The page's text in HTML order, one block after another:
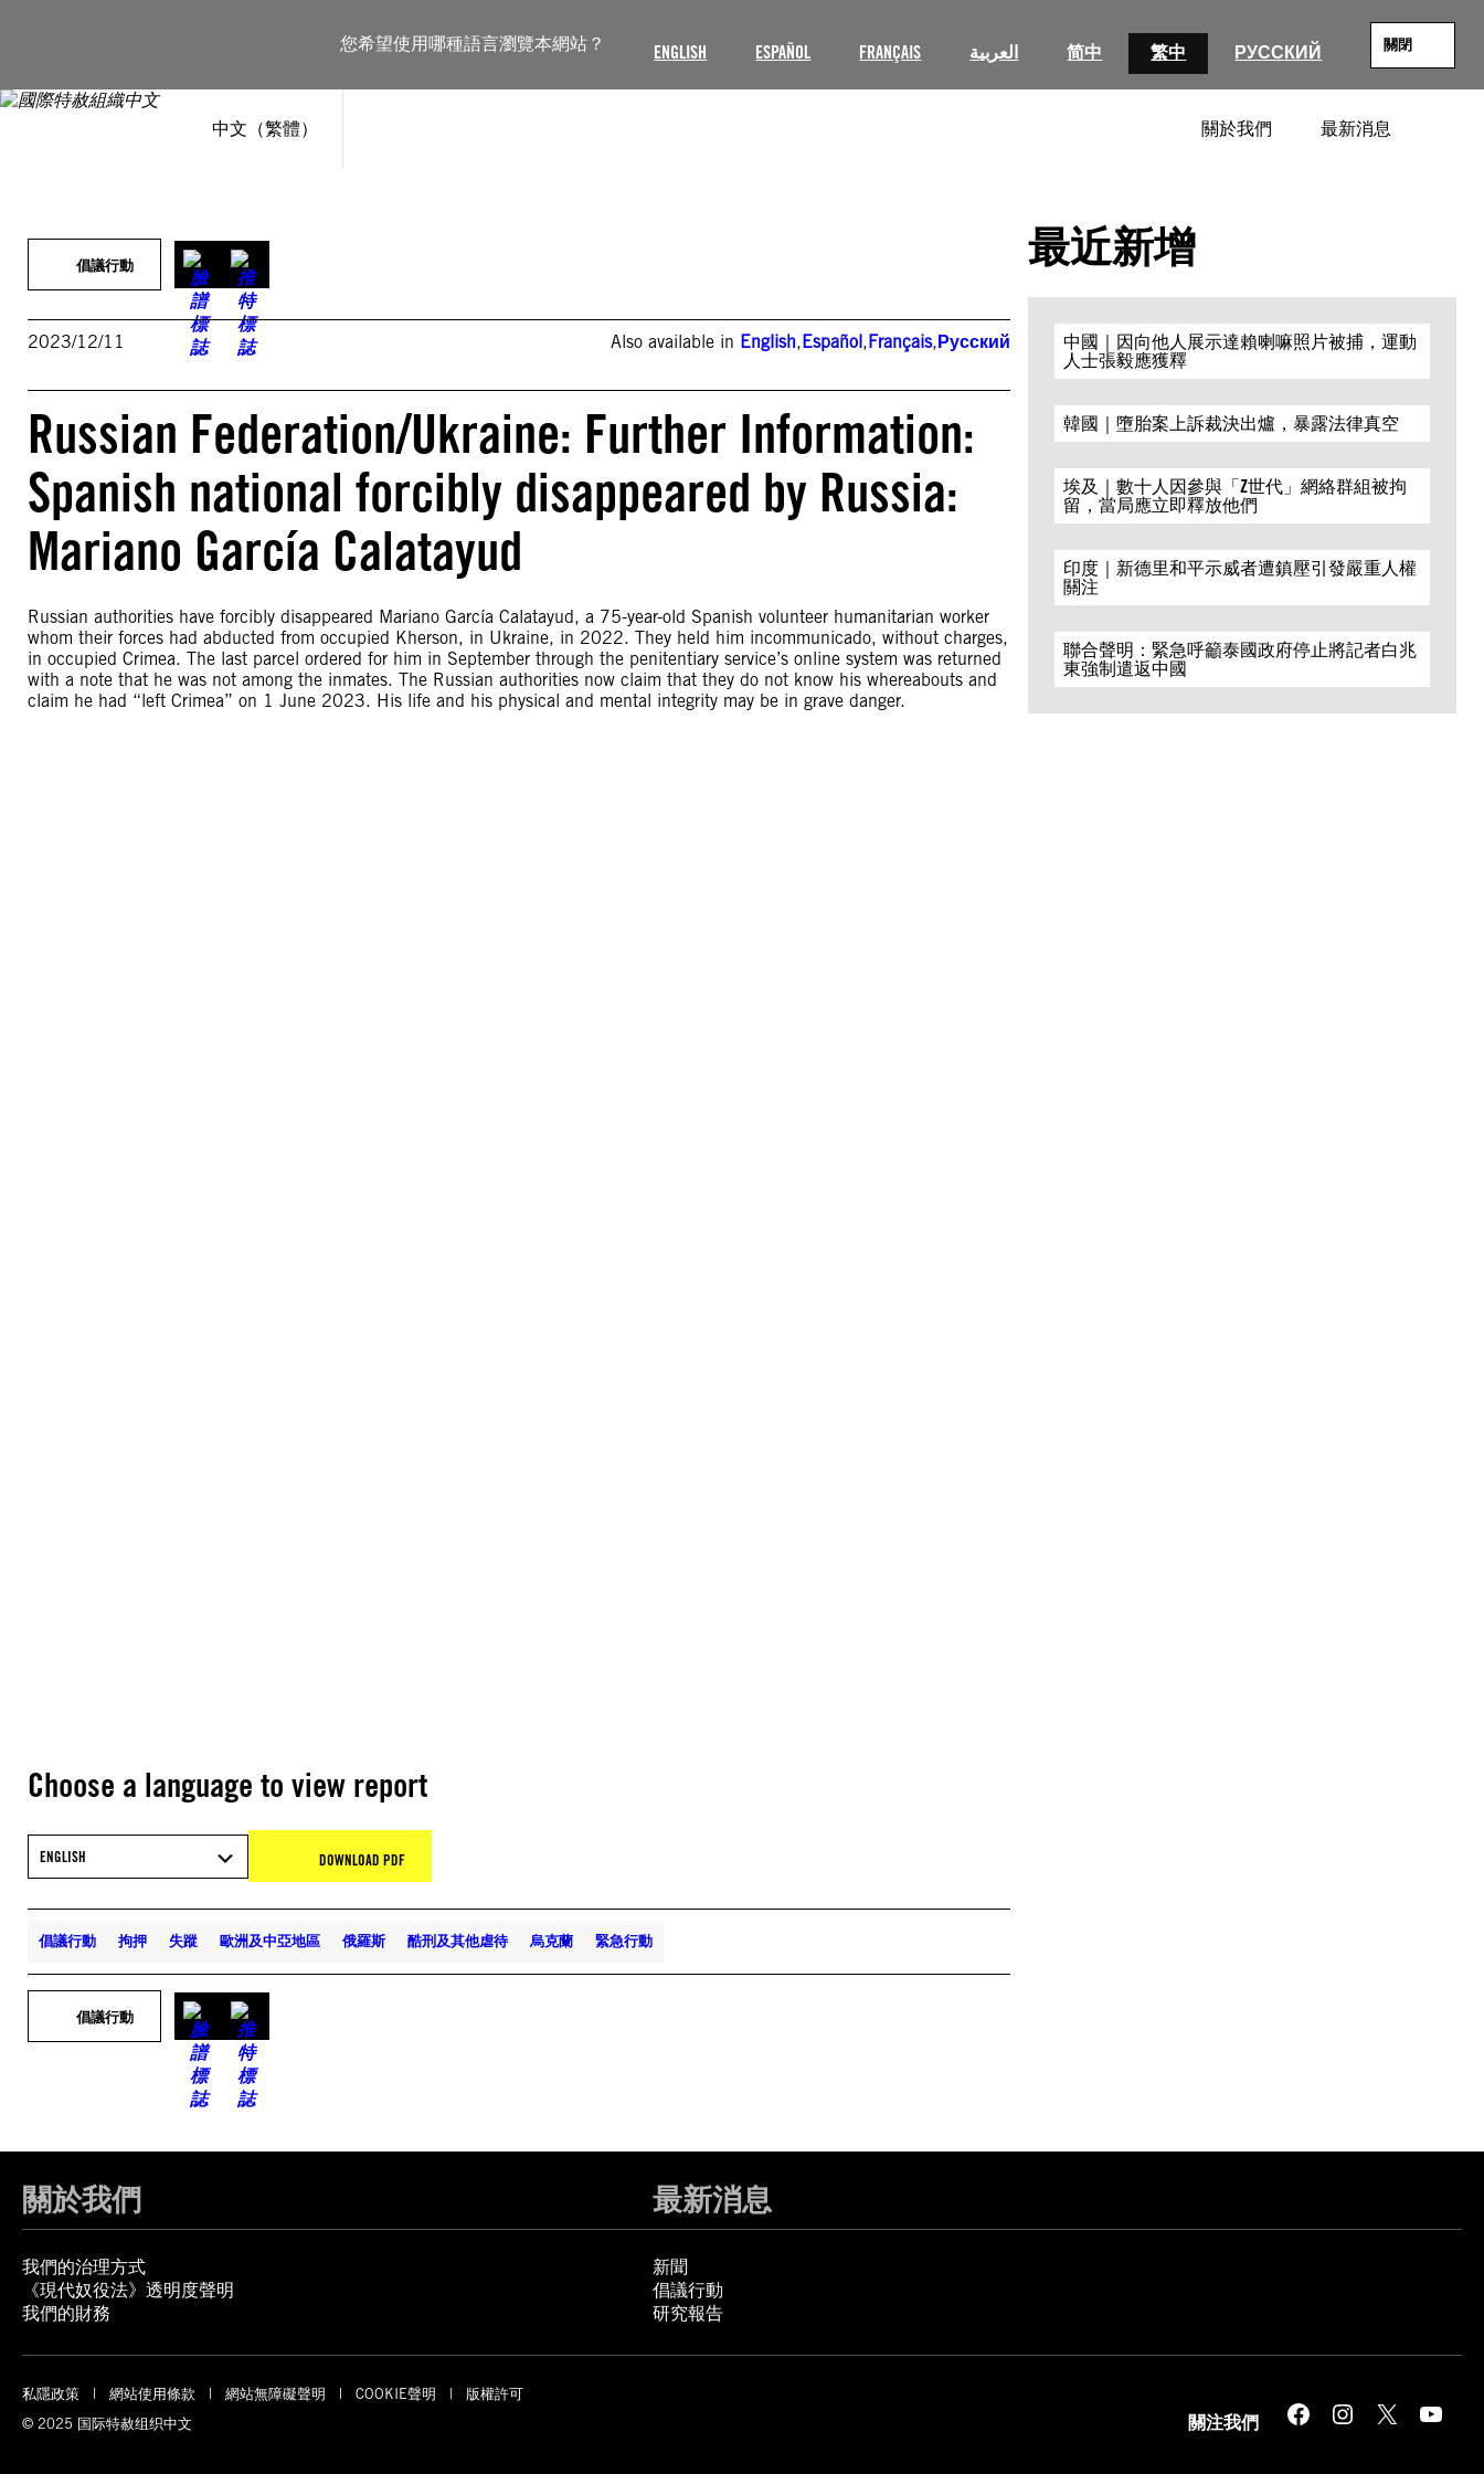
您希望使用哪種語言瀏覽本網站？ ENGLISH ESPAÑOL FRANÇAIS العربية 简中 繁中 РУССКИЙ 關閉
中文（繁體） 關於我們 最新消息
內
倡議行動
2023/12/11 Also available in English,Español,Français,Русский
Russian Federation/Ukraine: Further Information:
Spanish national forcibly disappeared by Russia:
Mariano García Calatayud
Russian authorities have forcibly disappeared Mariano García Calatayud, a 75-year-old Spanish volunteer humanitarian worker
whom their forces had abducted from occupied Kherson, in Ukraine, in 2022. They held him incommunicado, without charges,
in occupied Crimea. The last parcel ordered for him in September through the penitentiary service’s online system was returned
with a note that he was not among the inmates. The Russian authorities now claim that they do not know his whereabouts and
claim he had “left Crimea” on 1 June 2023. His life and his physical and mental integrity may be in grave danger.
Choose a language to view report
ENGLISH DOWNLOAD PDF
倡議行動 拘押 失蹤 歐洲及中亞地區 俄羅斯 酷刑及其他虐待 烏克蘭 緊急行動
倡議行動
最近新增
中國｜因向他人展示達賴喇嘛照片被捕，運動
人士張毅應獲釋
韓國｜墮胎案上訴裁決出爐，暴露法律真空
埃及｜數十人因參與「Z世代」網絡群組被拘
留，當局應立即釋放他們
印度｜新德里和平示威者遭鎮壓引發嚴重人權
關注
聯合聲明：緊急呼籲泰國政府停止將記者白兆
東強制遣返中國
關於我們
我們的治理方式
《現代奴役法》透明度聲明
我們的財務
最新消息
新聞
倡議行動
研究報告
私隱政策 網站使用條款 網站無障礙聲明 COOKIE聲明
版權許可
© 2025 国际特赦组织中文
關注我們 Facebook Instagram X YouTube